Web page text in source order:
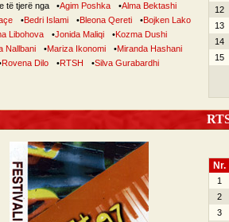
të tjerë nga •Agim Poshka •Alma Bektashi
•Bedri Islami •Bleona Qereti •Bojken Lako
Libohova •Jonida Maliqi •Kozma Dushi
Nallbani •Mariza Ikonomi •Miranda Hashani
Rovena Dilo •RTSH •Silva Gurabardhi
12
13
14
15
Nr.
1
2
3